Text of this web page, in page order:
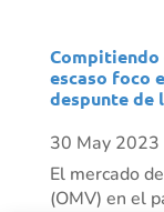
escaso foco
despunte de
30 May 2023
El mercado
(OMV) en el